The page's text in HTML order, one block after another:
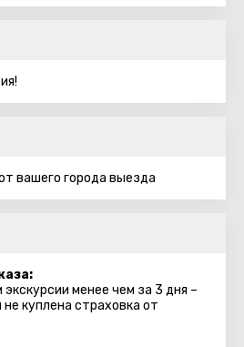
вашего города выезда
менее чем за 3 дня –
не куплена страховка от